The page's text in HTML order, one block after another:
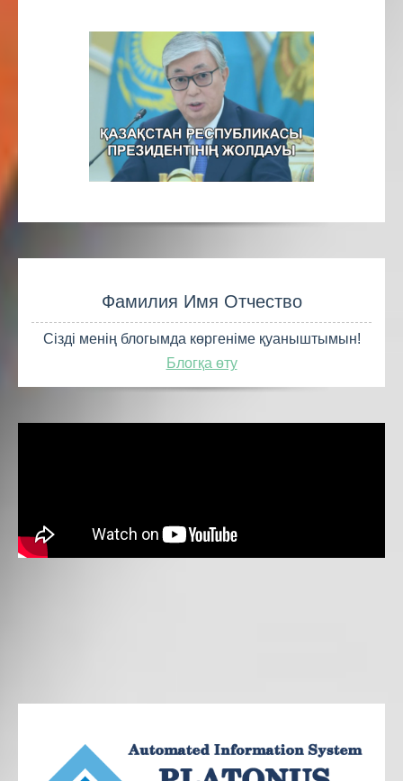
Фамилия Имя Отчество
Сізді менің блогымда көргеніме қуаныштымын!
Блогқа өту